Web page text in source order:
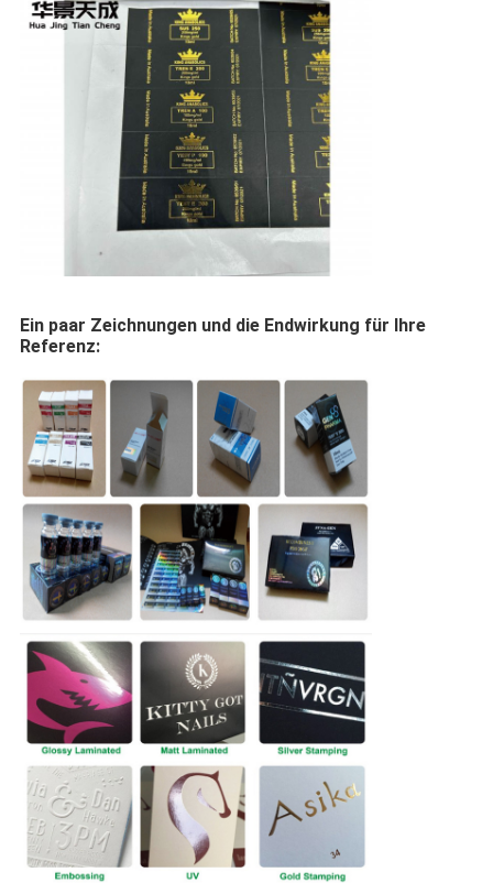
Ein paar Zeichnungen und die Endwirkung für Ihre
Referenz: